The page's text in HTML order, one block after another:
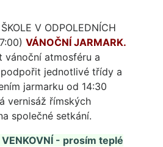
V ODPOLEDNÍCH
VÁNOČNÍ JARMARK.
vánoční atmosféru a
jednotlivé třídy a
jarmarku od 14:30
vernisáž římských
společné setkání.
VENKOVNÍ - prosím teplé